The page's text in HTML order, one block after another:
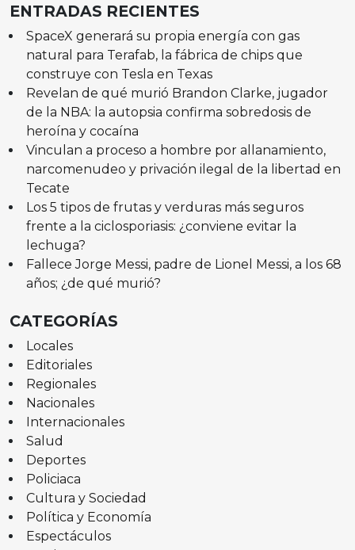
ENTRADAS RECIENTES
SpaceX generará su propia energía con gas
natural para Terafab, la fábrica de chips que
construye con Tesla en Texas
Revelan de qué murió Brandon Clarke, jugador
de la NBA: la autopsia confirma sobredosis de
heroína y cocaína
Vinculan a proceso a hombre por allanamiento,
narcomenudeo y privación ilegal de la libertad en
Tecate
Los 5 tipos de frutas y verduras más seguros
frente a la ciclosporiasis: ¿conviene evitar la
lechuga?
Fallece Jorge Messi, padre de Lionel Messi, a los 68
años; ¿de qué murió?
CATEGORÍAS
Locales
Editoriales
Regionales
Nacionales
Internacionales
Salud
Deportes
Policiaca
Cultura y Sociedad
Política y Economía
Espectáculos